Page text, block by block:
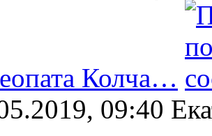
Колча…
09:40